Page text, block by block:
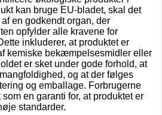
kan bruge EU-bladet, skal det
en godkendt organ, der
opfylder alle kravene for
inkluderer, at produktet er
kemiske bekæmpelsesmidler eller
er sket under gode forhold, at
og at der følges
og emballage. Forbrugerne
en garanti for, at produktet er
standarder.